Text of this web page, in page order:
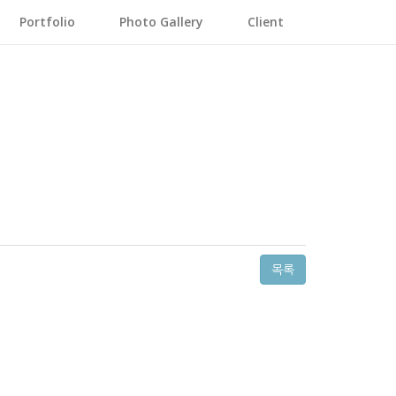
Portfolio Photo Gallery Client
목록